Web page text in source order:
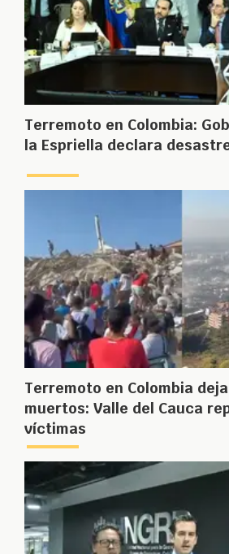
Terremoto en Colombia:
la Espriella declara
Terremoto en Colombia
muertos: Valle del Cauca
víctimas